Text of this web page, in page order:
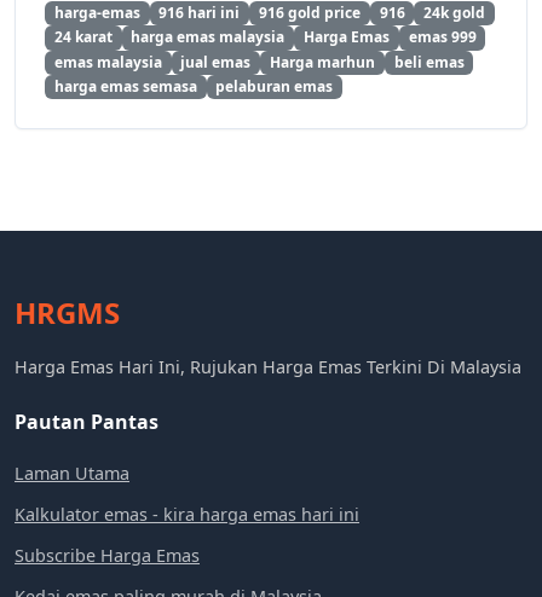
harga-emas 916 hari ini 916 gold price 916
24k gold
24 karat
harga emas malaysia Harga Emas
emas 999
emas malaysia
jual emas Harga marhun
beli emas
harga emas semasa
pelaburan emas
HRGMS
Harga Emas Hari Ini, Rujukan Harga Emas Terkini Di Malaysia
Pautan Pantas
Laman Utama
Kalkulator emas - kira harga emas hari ini
Subscribe Harga Emas